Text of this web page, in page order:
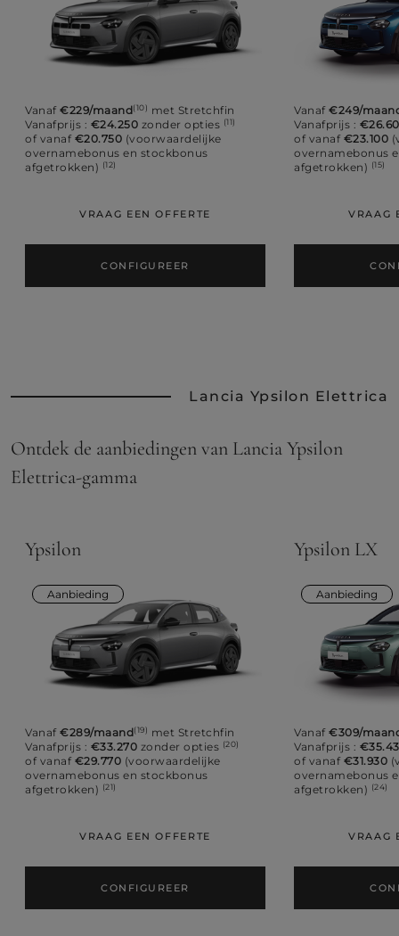
Vanaf €229/maand(10) met Stretchfin
Vanafprijs : €24.250 zonder opties (11)
of vanaf €20.750 (voorwaardelijke
overnamebonus en stockbonus
afgetrokken) (12)
VRAAG EEN OFFERTE
CONFIGUREER
Vanaf €249/
Vanafprijs :
of vanaf €23.100
overnamebonus
afgetrokken) (15)
VRAAG
Lancia Ypsilon Elettrica
Ontdek de aanbiedingen van Lancia Ypsilon
Elettrica-gamma
Ypsilon
Aanbieding
Vanaf €289/maand(19) met Stretchfin
Vanafprijs : €33.270 zonder opties (20)
of vanaf €29.770 (voorwaardelijke
overnamebonus en stockbonus
afgetrokken) (21)
VRAAG EEN OFFERTE
CONFIGUREER
Ypsilon LX
Aanbieding
Vanaf €309/
Vanafprijs :
of vanaf €31.930
overnamebonus
afgetrokken) (24)
VRAAG